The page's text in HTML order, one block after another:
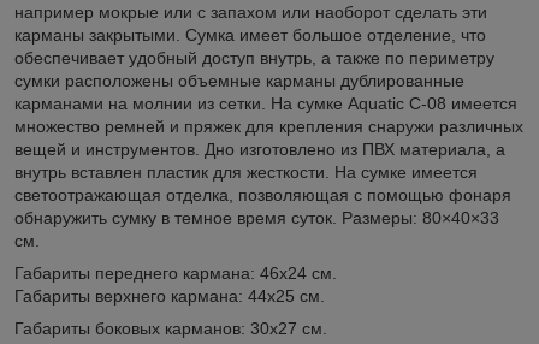
например мокрые или с запахом или наоборот сделать эти
карманы закрытыми. Сумка имеет большое отделение, что
обеспечивает удобный доступ внутрь, а также по периметру
сумки расположены объемные карманы дублированные
карманами на молнии из сетки. На сумке Aquatic С-08 имеется
множество ремней и пряжек для крепления снаружи различных
вещей и инструментов. Дно изготовлено из ПВХ материала, а
внутрь вставлен пластик для жесткости. На сумке имеется
светоотражающая отделка, позволяющая с помощью фонаря
обнаружить сумку в темное время суток. Размеры: 80×40×33
см.
Габариты переднего кармана: 46х24 см.
Габариты верхнего кармана: 44х25 см.
Габариты боковых карманов: 30х27 см.